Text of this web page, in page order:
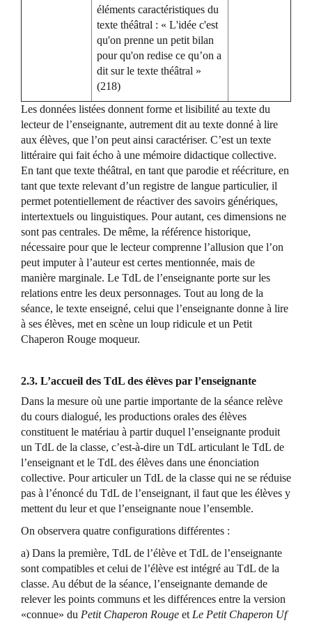
éléments caractéristiques du
texte théâtral : « L'idée c'est
qu'on prenne un petit bilan
pour qu'on redise ce qu’on a
dit sur le texte théâtral »
(218)
Les données listées donnent forme et lisibilité au texte du
lecteur de l’enseignante, autrement dit au texte donné à lire
aux élèves, que l’on peut ainsi caractériser. C’est un texte
littéraire qui fait écho à une mémoire didactique collective.
En tant que texte théâtral, en tant que parodie et réécriture, en
tant que texte relevant d’un registre de langue particulier, il
permet potentiellement de réactiver des savoirs génériques,
intertextuels ou linguistiques. Pour autant, ces dimensions ne
sont pas centrales. De même, la référence historique,
nécessaire pour que le lecteur comprenne l’allusion que l’on
peut imputer à l’auteur est certes mentionnée, mais de
manière marginale. Le TdL de l’enseignante porte sur les
relations entre les deux personnages. Tout au long de la
séance, le texte enseigné, celui que l’enseignante donne à lire
à ses élèves, met en scène un loup ridicule et un Petit
Chaperon Rouge moqueur.
2.3. L’accueil des TdL des élèves par l’enseignante
Dans la mesure où une partie importante de la séance relève
du cours dialogué, les productions orales des élèves
constituent le matériau à partir duquel l’enseignante produit
un TdL de la classe, c’est-à-dire un TdL articulant le TdL de
l’enseignant et le TdL des élèves dans une énonciation
collective. Pour articuler un TdL de la classe qui ne se réduise
pas à l’énoncé du TdL de l’enseignant, il faut que les élèves y
mettent du leur et que l’enseignante noue l’ensemble.
On observera quatre configurations différentes :
a) Dans la première, TdL de l’élève et TdL de l’enseignante
sont compatibles et celui de l’élève est intégré au TdL de la
classe. Au début de la séance, l’enseignante demande de
relever les points communs et les différences entre la version
«connue» du Petit Chaperon Rouge et Le Petit Chaperon Uf